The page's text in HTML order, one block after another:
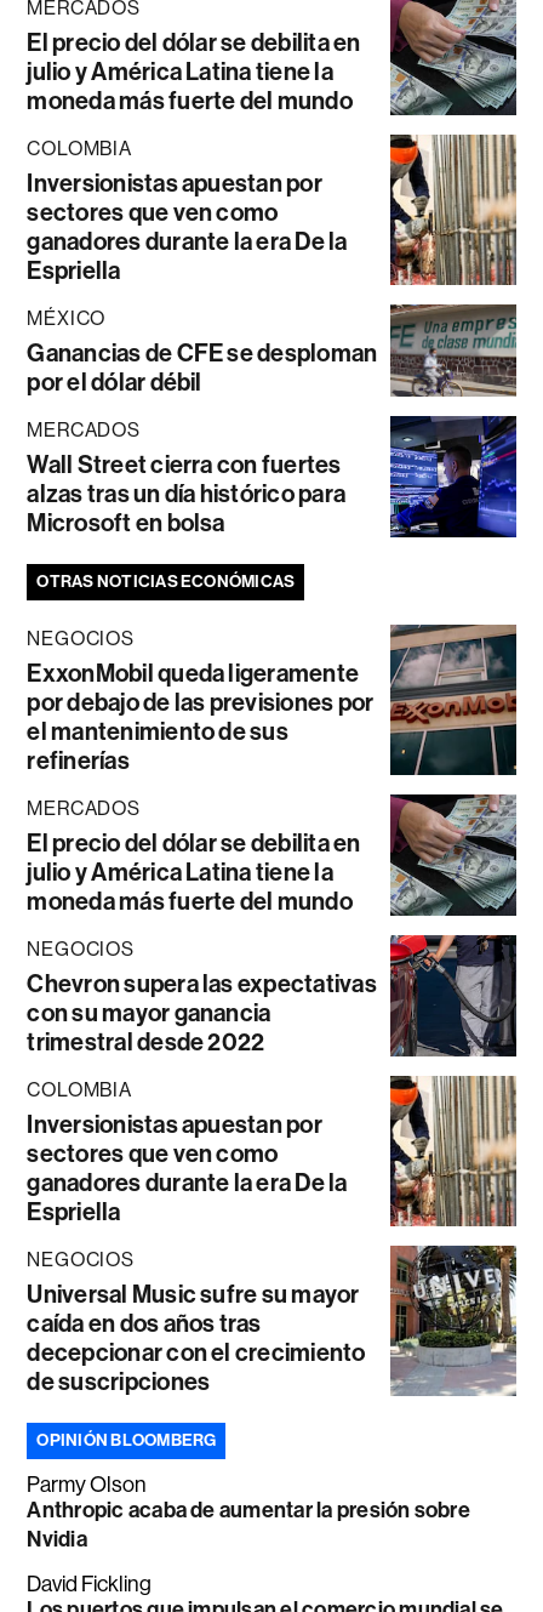
MERCADOS
El precio del dólar se debilita en
julio y América Latina tiene la
moneda más fuerte del mundo
COLOMBIA
Inversionistas apuestan por
sectores que ven como
ganadores durante la era De la
Espriella
MÉXICO
Ganancias de CFE se desploman
por el dólar débil
MERCADOS
Wall Street cierra con fuertes
alzas tras un día histórico para
Microsoft en bolsa
OTRAS NOTICIAS ECONÓMICAS
NEGOCIOS
ExxonMobil queda ligeramente
por debajo de las previsiones por
el mantenimiento de sus
refinerías
MERCADOS
El precio del dólar se debilita en
julio y América Latina tiene la
moneda más fuerte del mundo
NEGOCIOS
Chevron supera las expectativas
con su mayor ganancia
trimestral desde 2022
COLOMBIA
Inversionistas apuestan por
sectores que ven como
ganadores durante la era De la
Espriella
NEGOCIOS
Universal Music sufre su mayor
caída en dos años tras
decepcionar con el crecimiento
de suscripciones
OPINIÓN BLOOMBERG
Parmy Olson
Anthropic acaba de aumentar la presión sobre
Nvidia
David Fickling